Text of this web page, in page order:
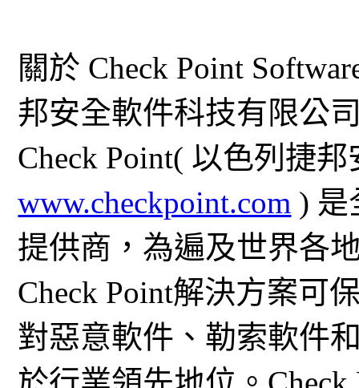
關於 Check Point
邦安全軟件科技有限公
Check Point( 以色列捷
www.checkpoint.com ) 是
提供商，為遍及世界各
Check Point解決方案可
對惡意軟件、勒索軟件